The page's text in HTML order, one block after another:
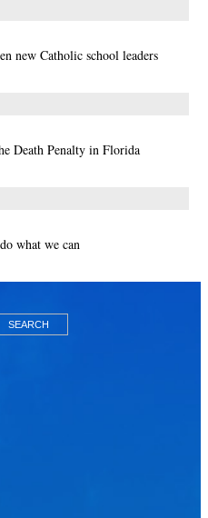
new Catholic school leaders
Death Penalty in Florida
what we can